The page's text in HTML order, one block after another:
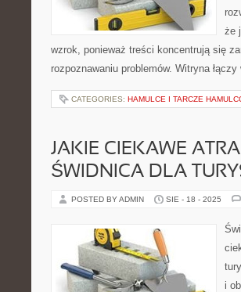
że
wzrok, ponieważ treści koncentrują się
rozpoznawaniu problemów. Witryna
CATEGORIES: HAMULCE I TARCZE
JAKIE CIEKAWE
ŚWIDNICA DLA
POSTED BY ADMIN SIE - 18 - 2025
i